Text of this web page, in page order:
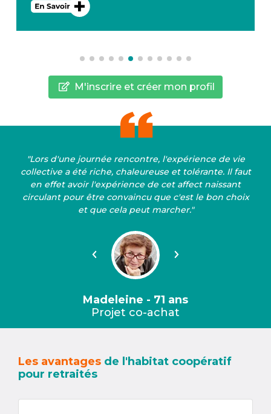
M'inscrire et créer mon profil
"Lors d'une journée rencontre, l'expérience de vie
collective a été riche, chaleureuse et tolérante. Il faut
en effet avoir l'expérience de cet affect naissant
circulant pour être convaincu que c'est le bon choix
et que cela peut marcher."
Précédent Suivant
Madeleine - 71 ans
Projet co-achat
Les avantages de l'habitat coopératif
pour retraités